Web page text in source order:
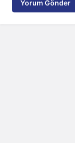
Yorum Gönder